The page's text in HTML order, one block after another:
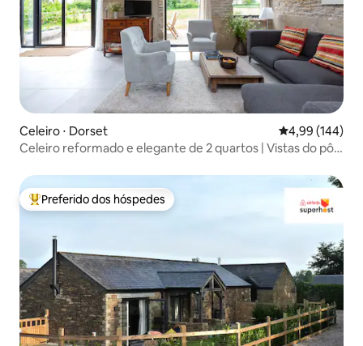
Celeiro ⋅ Dorset 4,99 de uma
4,99 (144)
Celeiro reformado e elegante de 2 quartos | Vistas do pôr
Entre os melhores preferidos dos hóspedes
Preferido dos hóspedes